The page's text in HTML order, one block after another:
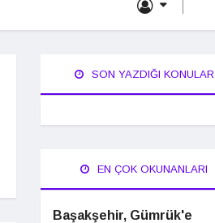
SON YAZDIĞI KONULAR
EN ÇOK OKUNANLARI
Başakşehir, Gümrük'e